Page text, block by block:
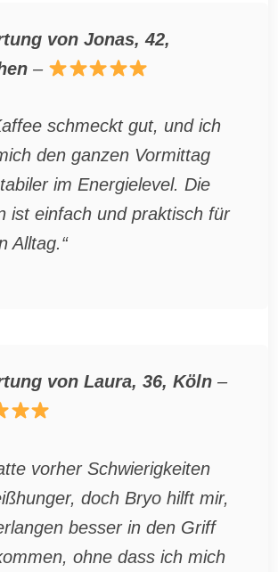
von Jonas, 42,
–
schmeckt gut, und ich
den ganzen Vormittag
im Energielevel. Die
ist einfach und praktisch für
Alltag.“
von Laura, 36, Köln –
vorher Schwierigkeiten
doch Bryo hilft mir,
besser in den Griff
ohne dass ich mich